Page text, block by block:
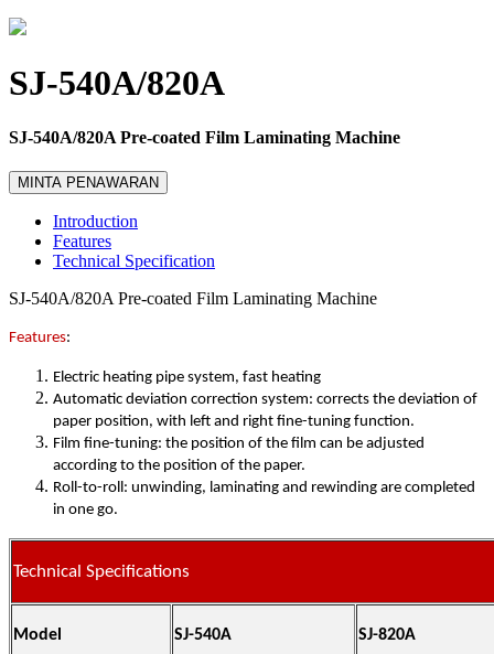
SJ-540A/820A
SJ-540A/820A Pre-coated Film Laminating Machine
MINTA PENAWARAN
Introduction
Features
Technical Specification
SJ-540A/820A Pre-coated Film Laminating Machine
Features:
Electric heating pipe system, fast heating
Automatic deviation correction system: corrects the deviation of
paper position, with left and right fine-tuning function.
Film fine-tuning: the position of the film can be adjusted
according to the position of the paper.
Roll-to-roll: unwinding, laminating and rewinding are completed
in one go.
Technical Specifications
Model SJ-540A SJ-820A